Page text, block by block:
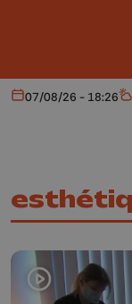
Aujourd'hui
07/08/26 - 18:26